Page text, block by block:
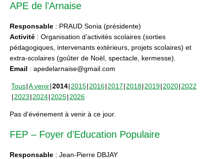
APE de l’Arnaise
Responsable : PRAUD Sonia (présidente)
Activité : Organisation d’activités scolaires (sorties
pédagogiques, intervenants extérieurs, projets scolaires) et
extra-scolaires (goûter de Noël, spectacle, kermesse).
Email : apedelarnaise@gmail.com
Tous A venir 2014 2015 2016 2017 2018 2019 2020 2022
2023 2024 2025 2026
Pas d'événement à venir à ce jour.
FEP – Foyer d’Education Populaire
Responsable : Jean-Pierre DBJAY